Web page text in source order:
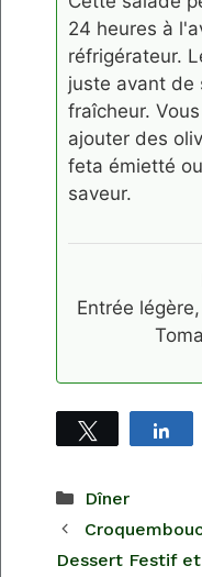
24 heures à
réfrigérateur.
juste avant de
fraîcheur.
ajouter des
feta émietté
saveur.
Entrée
Tweetez
Catégories
Dîner
Dessert Festif